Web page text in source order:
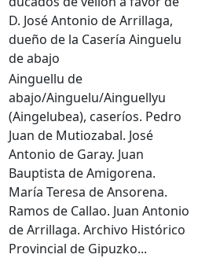
D. José Antonio de Arrillaga,
dueño de la Casería Ainguelu
de abajo
Ainguellu de
abajo/Ainguelu/Ainguellyu
(Aingelubea), caseríos. Pedro
Juan de Mutiozabal. José
Antonio de Garay. Juan
Bauptista de Amigorena.
María Teresa de Ansorena.
Ramos de Callao. Juan Antonio
de Arrillaga. Archivo Histórico
Provincial de Gipuzko...